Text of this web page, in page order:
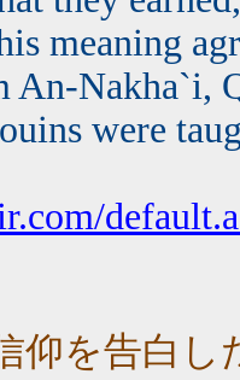
meaning
An-Nakha`i,
were
仰を告白